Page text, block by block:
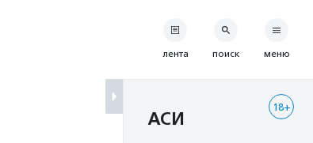
лента поиск меню
18+
АСИ